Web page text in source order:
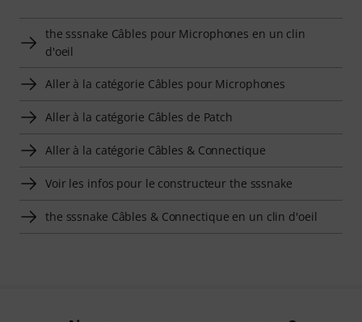
the sssnake Câbles pour Microphones en un clin
d'oeil
Aller à la catégorie Câbles pour Microphones
Aller à la catégorie Câbles de Patch
Aller à la catégorie Câbles & Connectique
Voir les infos pour le constructeur the sssnake
the sssnake Câbles & Connectique en un clin d'oeil